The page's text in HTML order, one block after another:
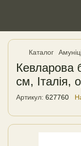
Каталог
Кевларова
см, Італія,
Артикул: 627760